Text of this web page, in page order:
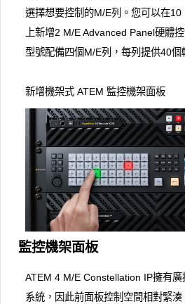
選擇想要控制的M/E列。您可以在
上新增2 M/E Advanced Panel硬體
型號配備四個M/E列，每列提供40個
新增機架式 ATEM 監控機架面板
監控機架面板
ATEM 4 M/E Con​​stellation IP擁有
系統，因此前面板控制空間相對緊